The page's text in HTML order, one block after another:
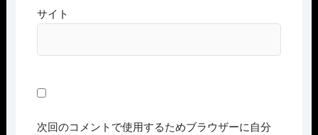
サイト
次回のコメントで使用するためブラウザーに自分